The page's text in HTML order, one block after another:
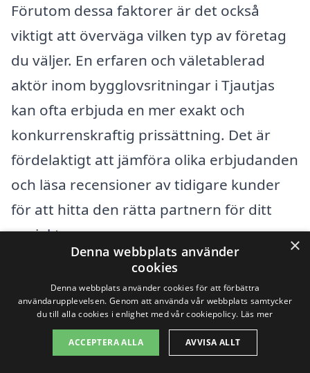
Förutom dessa faktorer är det också
viktigt att överväga vilken typ av företag
du väljer. En erfaren och väletablerad
aktör inom bygglovsritningar i Tjautjas
kan ofta erbjuda en mer exakt och
konkurrenskraftig prissättning. Det är
fördelaktigt att jämföra olika erbjudanden
och läsa recensioner av tidigare kunder
för att hitta den rätta partnern för ditt
projekt.
Genom att använda vår plattform kan du
enkelt få flera erbjudanden på
bygglovsritningar i Tjautjas, vilket sparar
tid och ger dig möjlighet att hitta den
×
Denna webbplats använder
cookies
Denna webbplats använder cookies för att förbättra
användarupplevelsen. Genom att använda vår webbplats samtycker
du till alla cookies i enlighet med vår cookiepolicy. Läs mer
ACCEPTERA ALLA AVVISA ALLT